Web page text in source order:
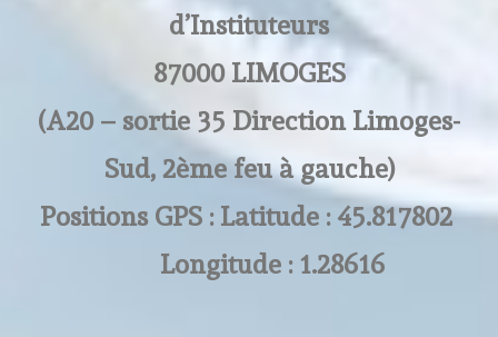
d’Instituteurs
87000 LIMOGES
(A20 – sortie 35 Direction Limoges-
Sud, 2ème feu à gauche)
Positions GPS : Latitude : 45.817802
Longitude : 1.28616